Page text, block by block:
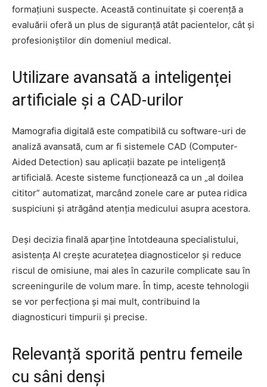
formațiuni suspecte. Această continuitate și coerență a
evaluării oferă un plus de siguranță atât pacientelor, cât și
profesioniștilor din domeniul medical.
Utilizare avansată a inteligenței
artificiale și a CAD-urilor
Mamografia digitală este compatibilă cu software-uri de
analiză avansată, cum ar fi sistemele CAD (Computer-
Aided Detection) sau aplicații bazate pe inteligență
artificială. Aceste sisteme funcționează ca un „al doilea
cititor” automatizat, marcând zonele care ar putea ridica
suspiciuni și atrăgând atenția medicului asupra acestora.
Deși decizia finală aparține întotdeauna specialistului,
asistența AI crește acuratețea diagnosticelor și reduce
riscul de omisiune, mai ales în cazurile complicate sau în
screeningurile de volum mare. În timp, aceste tehnologii
se vor perfecționa și mai mult, contribuind la
diagnosticuri timpurii și precise.
Relevanță sporită pentru femeile
cu sâni denși